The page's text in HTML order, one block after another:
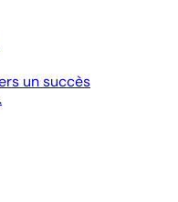
un succès